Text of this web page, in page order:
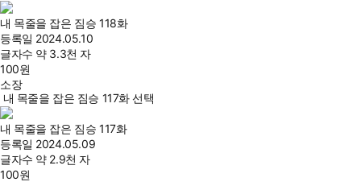
내 목줄을 잡은 짐승 118화
등록일 2024.05.10
글자수 약 3.3천 자
100원
소장
내 목줄을 잡은 짐승 117화 선택
내 목줄을 잡은 짐승 117화
등록일 2024.05.09
글자수 약 2.9천 자
100원